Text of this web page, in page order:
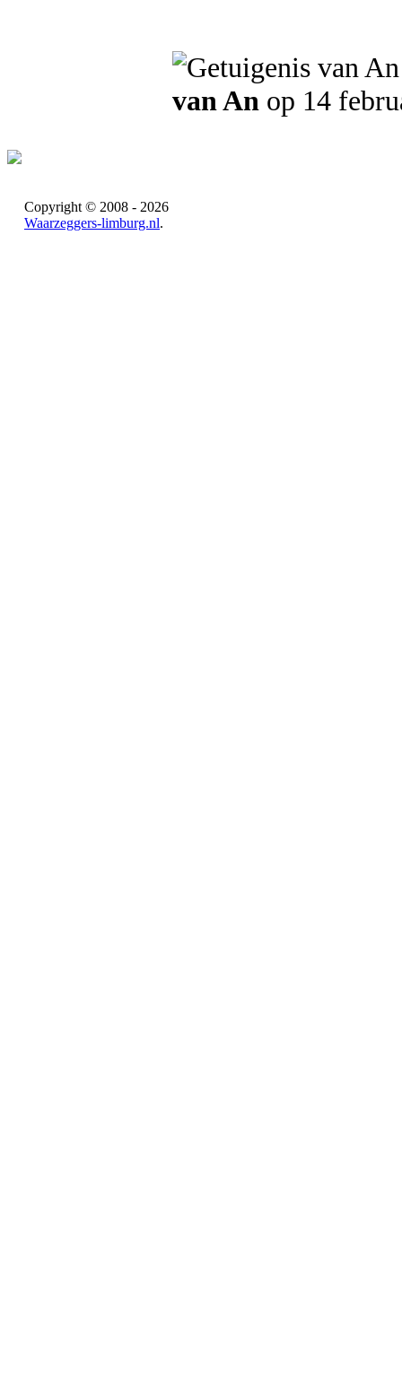
van An op 14
Copyright © 2008 - 2026
Waarzeggers-limburg.nl.